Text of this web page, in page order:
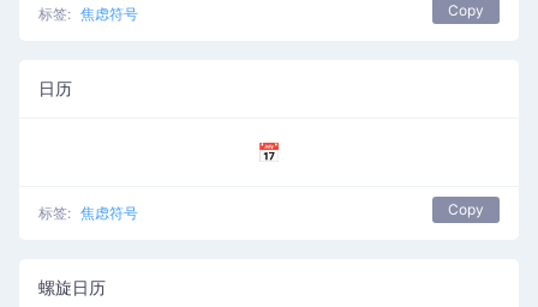
标签: 焦虑符号 Copy
日历
📅
标签: 焦虑符号 Copy
螺旋日历